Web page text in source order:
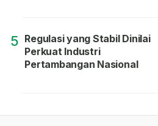
5 Regulasi yang Stabil Dinilai
Perkuat Industri
Pertambangan Nasional